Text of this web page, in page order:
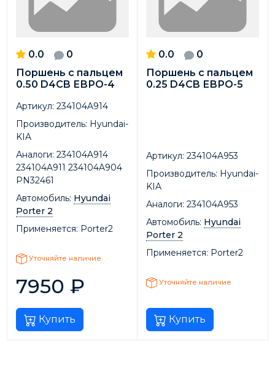
0.0
0
Поршень с пальцем
0.50 D4CB ЕВРО-4
Артикул: 234104A914
Производитель: Hyundai-
KIA
Аналоги: 234104A914
234104A911 234104A904
PN32461
Автомобиль: Hyundai
Porter 2
Применяется: Porter2
Уточняйте наличие
7950 ₽
Купить
0.0
0
Поршень с пальцем
0.25 D4CB ЕВРО-5
Артикул: 234104A953
Производитель: Hyundai-
KIA
Аналоги: 234104A953
Автомобиль: Hyundai
Porter 2
Применяется: Porter2
Уточняйте наличие
Купить